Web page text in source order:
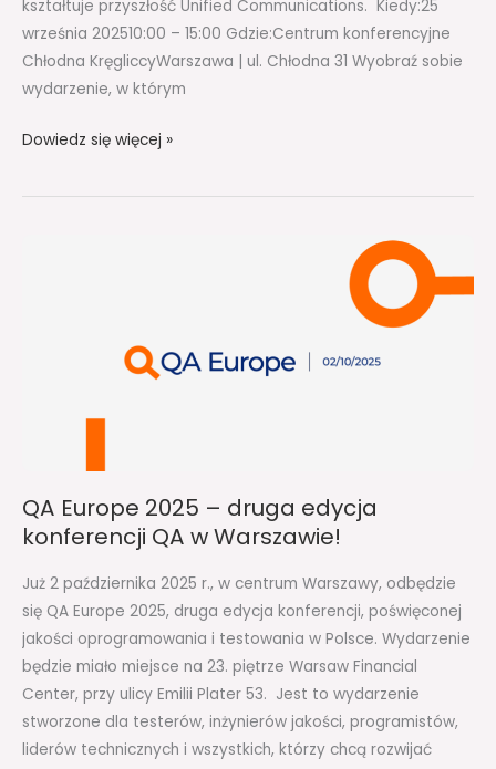
kształtuje przyszłość Unified Communications. Kiedy:25
września 202510:00 – 15:00 Gdzie:Centrum konferencyjne
Chłodna KręgliccyWarszawa | ul. Chłodna 31 Wyobraź sobie
wydarzenie, w którym
Dowiedz się więcej »
QA Europe 2025 – druga edycja
konferencji QA w Warszawie!
Już 2 października 2025 r., w centrum Warszawy, odbędzie
się QA Europe 2025, druga edycja konferencji, poświęconej
jakości oprogramowania i testowania w Polsce. Wydarzenie
będzie miało miejsce na 23. piętrze Warsaw Financial
Center, przy ulicy Emilii Plater 53. Jest to wydarzenie
stworzone dla testerów, inżynierów jakości, programistów,
liderów technicznych i wszystkich, którzy chcą rozwijać
konferencji
Warszawie!